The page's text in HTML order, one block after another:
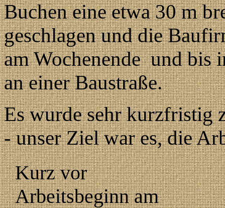
Buchen eine etwa 30 m
geschlagen und die
am Wochenende und bis
an einer Baustraße.
Es wurde sehr kurzfristig
- unser Ziel war es, die
Kurz vor
Arbeitsbeginn am